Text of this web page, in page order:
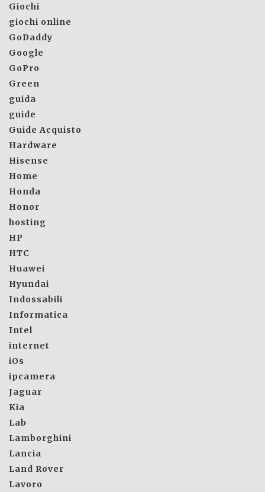
Giochi
giochi online
GoDaddy
Google
GoPro
Green
guida
guide
Guide Acquisto
Hardware
Hisense
Home
Honda
Honor
hosting
HP
HTC
Huawei
Hyundai
Indossabili
Informatica
Intel
internet
iOs
ipcamera
Jaguar
Kia
Lab
Lamborghini
Lancia
Land Rover
Lavoro